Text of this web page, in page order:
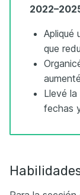
Apliqué
que
Llevé
fechas